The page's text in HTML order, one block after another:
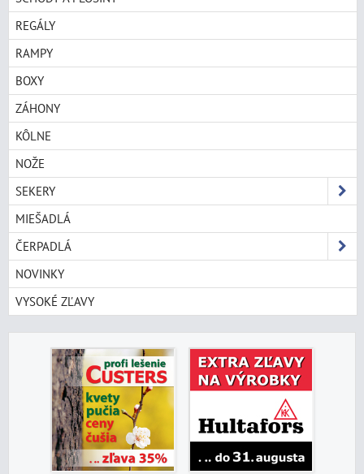
REGÁLY
RAMPY
BOXY
ZÁHONY
KÔLNE
NOŽE
SEKERY
MIEŠADLÁ
ČERPADLÁ
NOVINKY
VYSOKÉ ZĽAVY